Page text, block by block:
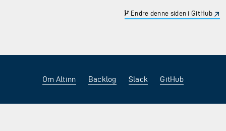
Endre denne siden i GitHub
Om Altinn Backlog Slack GitHub